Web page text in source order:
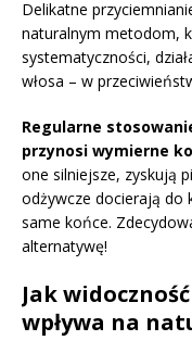
Delikatne
naturalnym metodom,
systematyczności,
włosa – w
Regularne
przynosi wymierne
one silniejsze, zyskują
odżywcze docierają do
same końce.
alternatywę!
Jak
wpływa na